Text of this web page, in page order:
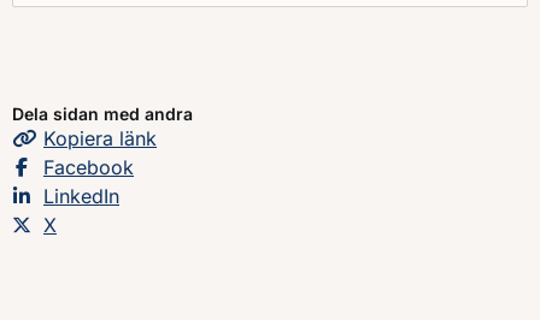
Dela sidan med andra
Kopiera sidans
länk
Dela sidan på
Facebook
Dela sidan på
LinkedIn
Dela sidan på
X